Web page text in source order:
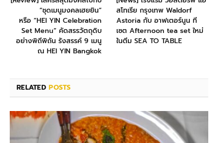
“ชุดเมนูมงคลเฮยยิน”
หรือ “HEI YIN Celebration
Set Menu” คัดสรรวัตถุดิบ
อย่างพิถีพิถัน รังสรรค์ 9 เมนู
ณ HEI YIN Bangkok
สโทเรีย กรุงเทพ Waldorf
Astoria กับ อาฟเตอร์นูน ที
เซต Afternoon tea set ใหม่
ในตีม SEA TO TABLE
RELATEDPOSTS